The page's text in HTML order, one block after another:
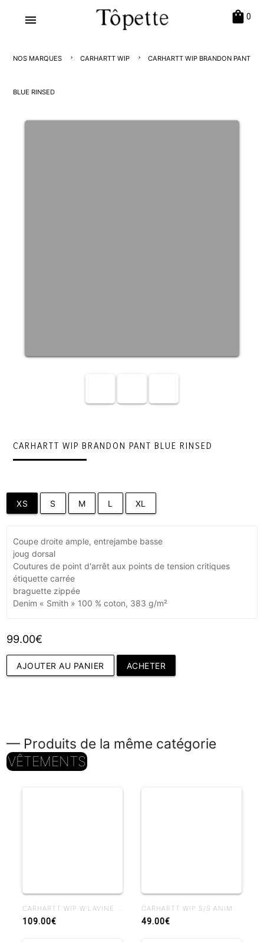
menu shopping_bag 0
NOS MARQUES CARHARTT WIP CARHARTT WIP BRANDON PANT
BLUE RINSED
CARHARTT WIP BRANDON PANT BLUE RINSED
XS S M L XL
Coupe droite ample, entrejambe basse
joug dorsal
Coutures de point d'arrêt aux points de tension critiques
étiquette carrée
braguette zippée
Denim « Smith » 100 % coton, 383 g/m²
99.00€
AJOUTER AU PANIER ACHETER
— Produits de la même catégorie
VÊTEMENTS
CARHARTT WIP W'LAVINE PANT BLUE HEAVY STONE WASH
109.00€
CARHARTT WIP S/S ANIMATED DUCKS T-SHIRT BLACK
49.00€